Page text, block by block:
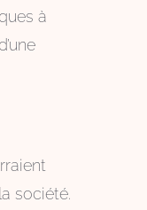
à
société.